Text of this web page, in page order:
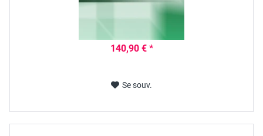
140,90 € *
Se souv.